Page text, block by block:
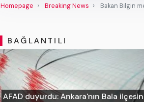
Homepage Breaking News Bakan Bilgin
BAĞLANTILI
AFAD duyurdu: Ankara'nın Bala